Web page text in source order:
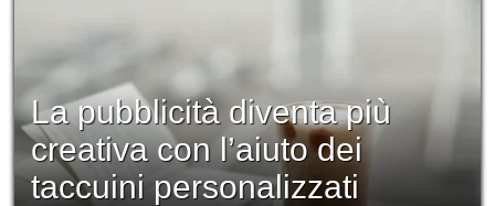
La pubblicità diventa più
creativa con l’aiuto dei
taccuini personalizzati